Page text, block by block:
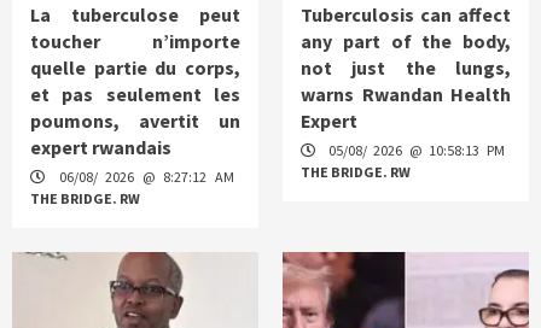
La tuberculose peut
toucher n’importe
quelle partie du corps,
et pas seulement les
poumons, avertit un
expert rwandais
06/08/ 2026 @ 8:27:12 AM
THE BRIDGE. RW
Tuberculosis can affect
any part of the body,
not just the lungs,
warns Rwandan Health
Expert
05/08/ 2026 @ 10:58:13 PM
THE BRIDGE. RW